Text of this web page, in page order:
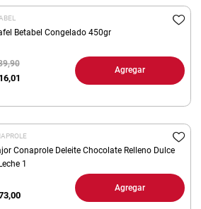
Betabel Congelado 450gr
Agregar
Conaprole Deleite Chocolate Relleno Dulce
1
Agregar